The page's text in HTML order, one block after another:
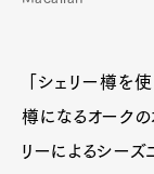
「シェリー樽を
樽になるオーク
リーによるシー